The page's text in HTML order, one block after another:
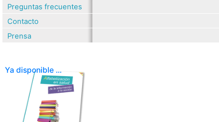
Preguntas frecuentes
Contacto
Prensa
Ya disponible ...